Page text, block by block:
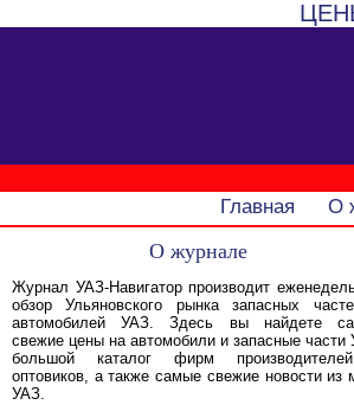
Главная О
О журнале
Журнал УАЗ-Навигатор производит
обзор Ульяновского рынка запасных
автомобилей УАЗ. Здесь вы найдете
свежие цены на автомобили и запасные части
большой каталог фирм
оптовиков, а также самые свежие новости из
УАЗ.